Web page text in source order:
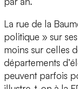
La rue de la
politique » sur
moins sur celles
départements
peuvent parfois